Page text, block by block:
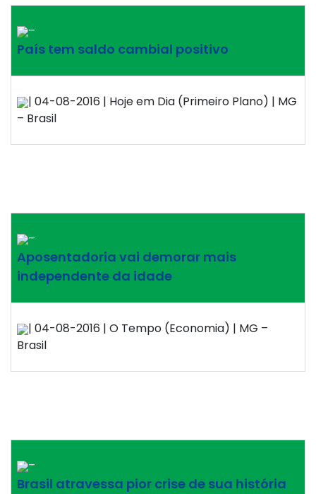
–
País tem saldo cambial positivo
| 04-08-2016 | Hoje em Dia (Primeiro Plano) | MG
– Brasil
–
Aposentadoria vai demorar mais
independente da idade
| 04-08-2016 | O Tempo (Economia) | MG –
Brasil
–
Brasil atravessa pior crise de sua história